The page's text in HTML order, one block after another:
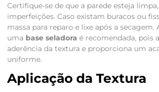
Certifique-se de que a parede esteja
imperfeições. Caso existam buracos ou
massa para reparo e lixe após a secagem.
uma base seladora é recomendada, pois
aderência da textura e proporciona um
uniforme.
Aplicação da Textura